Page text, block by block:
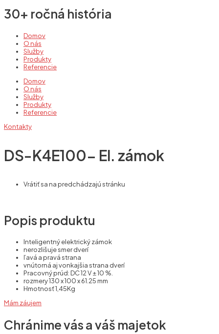
30+ ročná história
Domov
O nás
Služby
Produkty
Referencie
Domov
O nás
Služby
Produkty
Referencie
Kontakty
DS-K4E100- El. zámok
Vrátiť sa na predchádzajú stránku
Popis produktu
Inteligentný elektrický zámok
nerozlišuje smer dverí
ľavá a pravá strana
vnútorná aj vonkajšia strana dverí
Pracovný prúd: DC 12 V ± 10 %.
rozmery 130 x 100 x 61.25 mm
Hmotnosť 1,45Kg
Mám záujem
Chránime vás a váš majetok